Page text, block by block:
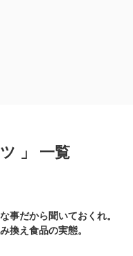
」 一覧
事だから聞いておくれ。
換え食品の実態。